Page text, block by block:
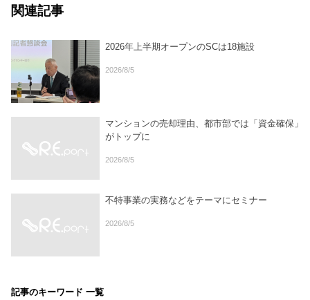
関連記事
2026年上半期オープンのSCは18施設
2026/8/5
マンションの売却理由、都市部では「資金確保」
がトップに
2026/8/5
不特事業の実務などをテーマにセミナー
2026/8/5
記事のキーワード 一覧